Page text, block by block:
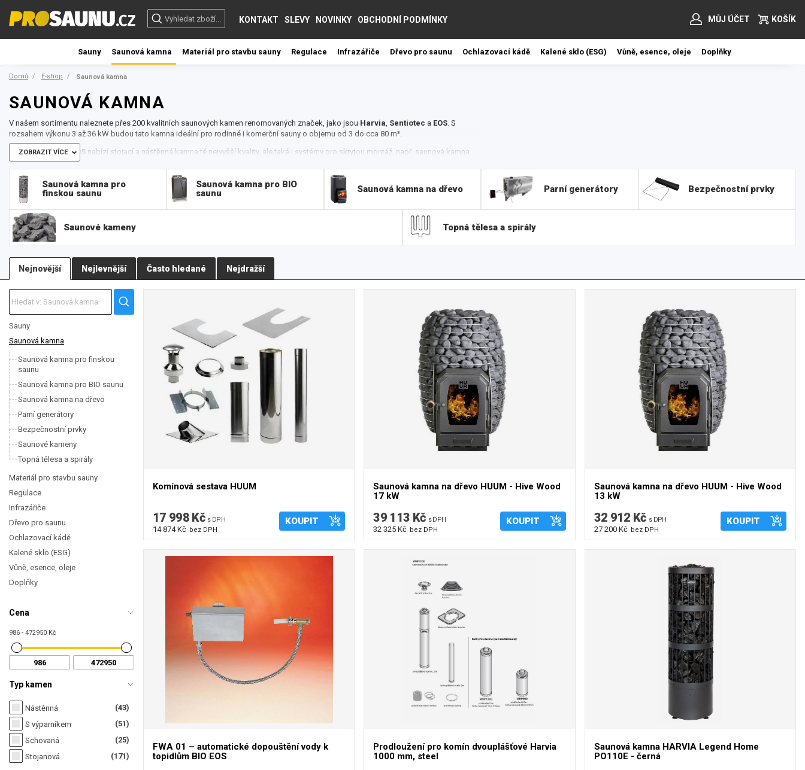
KONTAKT SLEVY NOVINKY OBCHODNÍ PODMÍNKY MŮJ ÚČET KOŠÍK
Sauny Saunová kamna Materiál pro stavbu sauny Regulace Infrazářiče Dřevo pro saunu Ochlazovací kádě Kalené sklo (ESG) Vůně, esence, oleje Doplňky
Domů E-shop Saunová kamna
SAUNOVÁ KAMNA
V našem sortimentu naleznete přes 200 kvalitních saunových kamen renomovaných značek, jako jsou Harvia, Sentiotec a EOS. S
rozsahem výkonu 3 až 36 kW budou tato kamna ideální pro rodinné i komerční sauny o objemu od 3 do cca 80 m³.
Saunová kamna EOS nabízí stojací a nástěnná kamna té nejvyšší kvality, ale také i systémy pro skrytou montáž, např. saunová kamna
pod lavící. Všechny modely saunových kamen se vyznačují kompaktním designem a ponechávají dostatek místa pro kabinové lavice.
U většiny kamen EOS dostanete kameny v ceně.
Většina kamen je ve zpracování antracit / nerezová ocel. EOS nabízí i designové speciality, jako je např. Mühlesauna a nebo kamna
Zeus.
Elektrická saunová kamna Harviavydrží každodenní provoz celé roky. Všechna elektrická kamna Harvia reprezentují tu nejvyšší
technickou a dílenskou kvalitu. Jsou nejen ekonomická v provozu, ale přináší do vaší sauny i skvělý design, takže vaše saunování
bude na výši a bez kompromisů. Elektrická kamna Harvia lze umístit kamkoliv, do exteriéru i interiéru. Výhodou je také jednoduchá
obsluha. Stačí pouze nastavit požadovanou teplotu a dobu, po kterou se má sauna vytápět, a o nic jiného se starat nemusíte. Kamna
teplotu regulují automaticky. Nerušené relaxaci tak nebrání vůbec nic. Po skončení saunování stačí kamna jednoduše vypnout a odejít.
Elektrická saunová kamna Sentiotec
jsou moderní kamna (např. Concept R). Jsou určeny opět pro domácí i komerční sauny.
Pro provoz saunových kamen EOS, Harvia nebo Sentiotec máme v nabídce i řídící jednotky (regulace) určené přímo pro vybraná
kamna / výrobce. Takže při koupi kamen nemusíte nic hledat.
K vybraným kamnům lze rovněž dokoupit bezpečnostní ohrádka.
ZOBRAZIT VÍCE
Saunová kamna pro
finskou saunu
Saunová kamna pro BIO
saunu
Saunová kamna na dřevo Parní generátory Bezpečnostní prvky
Saunové kameny Topná tělesa a spirály
Nejnovější Nejlevnější Často hledané Nejdražší
Sauny
Saunová kamna
Saunová kamna pro finskou
saunu
Saunová kamna pro BIO saunu
Saunová kamna na dřevo
Parní generátory
Bezpečnostní prvky
Saunové kameny
Topná tělesa a spirály
Materiál pro stavbu sauny
Regulace
Infrazářiče
Dřevo pro saunu
Ochlazovací kádě
Kalené sklo (ESG)
Vůně, esence, oleje
Doplňky
Cena
986 - 472950 Kč
Typ kamen
(43)
Nástěnná
(51)
S výparníkem
(25)
Schovaná
(171)
Stojanová
Komínová sestava HUUM
17 998 Kč s DPH
14 874 Kč bez DPH
KOUPIT
Saunová kamna na dřevo HUUM - Hive Wood
17 kW
39 113 Kč s DPH
32 325 Kč bez DPH
KOUPIT
Saunová kamna na dřevo HUUM - Hive Wood
13 kW
32 912 Kč s DPH
27 200 Kč bez DPH
KOUPIT
FWA 01 – automatické dopouštění vody k
topidlům BIO EOS
Prodloužení pro komín dvouplášťové Harvia
1000 mm, steel
Saunová kamna HARVIA Legend Home
PO110E - černá